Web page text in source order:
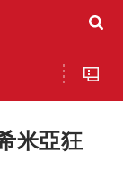
米亞狂